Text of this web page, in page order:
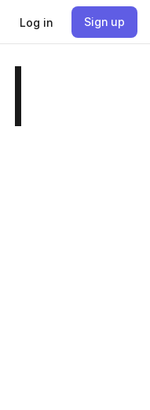
Log in Sign up